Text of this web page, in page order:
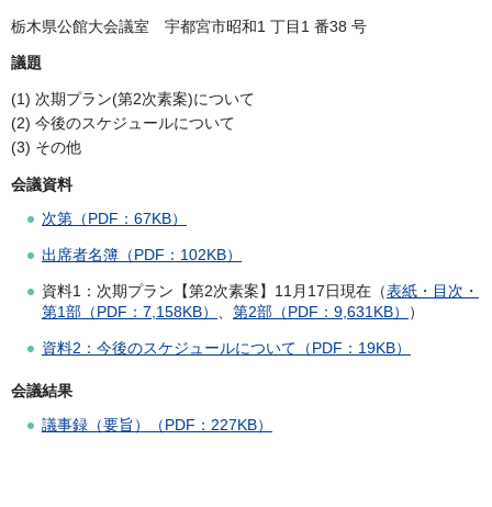
栃木県公館大会議室 宇都宮市昭和1 丁目1 番38 号
議題
(1) 次期プラン(第2次素案)について
(2) 今後のスケジュールについて
(3) その他
会議資料
次第（PDF：67KB）
出席者名簿（PDF：102KB）
資料1：次期プラン【第2次素案】11月17日現在（表紙・目次・
第1部（PDF：7,158KB）
第2部（PDF：9,631KB） ）
資料2：今後のスケジュールについて（PDF：19KB）
会議結果
議事録（要旨）（PDF：227KB）